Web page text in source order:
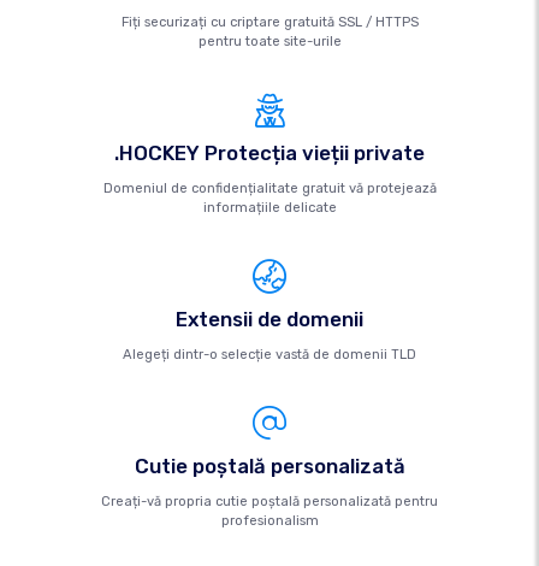
Fiți securizați cu criptare gratuită SSL / HTTPS
pentru toate site-urile
.HOCKEY Protecția vieții private
Domeniul de confidențialitate gratuit vă protejează
informațiile delicate
Extensii de domenii
Alegeți dintr-o selecție vastă de domenii TLD
Cutie poştală personalizată
Creați-vă propria cutie poștală personalizată pentru
profesionalism